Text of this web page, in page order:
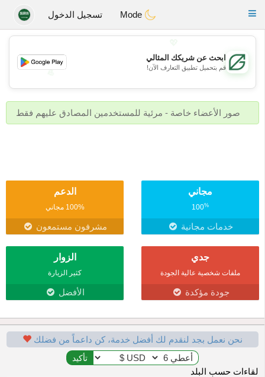
GulfDating
Toggle
تسجيل الدخول
💖
💕
💕
ابحث عن شريكك المثالي
قم بتحميل تطبيق التعارف الآن!
صور الأعضاء خاصة - مرئية للمستخدمين المصادق عليهم فقط
مجاني
100%
خدمات مجانية
الدعم
100% مجاني
مشرفون مستمعون
جدي
ملفات شخصية عالية الجودة
جودة مؤكدة
الزوار
كثير الزيارة
الأفضل
نحن نعمل بجد لنقدم لك أفضل خدمة، كن داعماً من فضلك
لقاءات حسب البلد